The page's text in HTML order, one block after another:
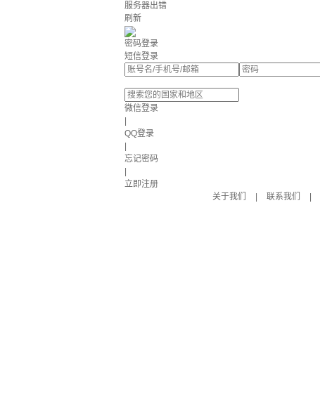
服务器出错
刷新
密码登录
短信登录
微信登录
QQ登录
忘记密码
立即注册
关于我们
联系我们